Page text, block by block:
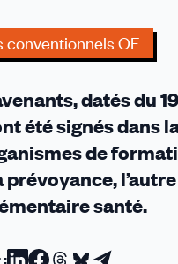
conventionnels OF
datés du
été signés dans
de
prévoyance,
santé.